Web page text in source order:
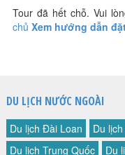
TOUR KHỞI HÀNH TỪ CẦN THƠ
TOUR ĐOÀN - M.I.C.E
GIỚI THIỆU
PROFILE EN
Tour đã hết chỗ. Vui
chủ Xem hướng dẫn
DU LỊCH NƯỚC NGOÀI
Du lịch Đài Loan Du
Du lịch Trung Quốc
Du